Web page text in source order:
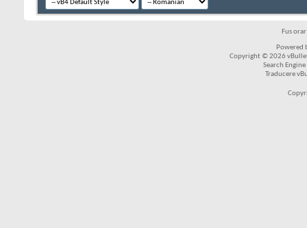
Fus
Powered
Copyright © 2026
Search
Traducere